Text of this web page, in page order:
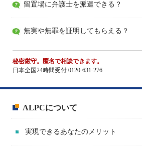
留置場に弁護士を派遣できる？
無実や無罪を証明してもらえる？
秘密厳守。匿名で相談できます。
日本全国24時間受付 0120-631-276
ALPCについて
実現できるあなたのメリット